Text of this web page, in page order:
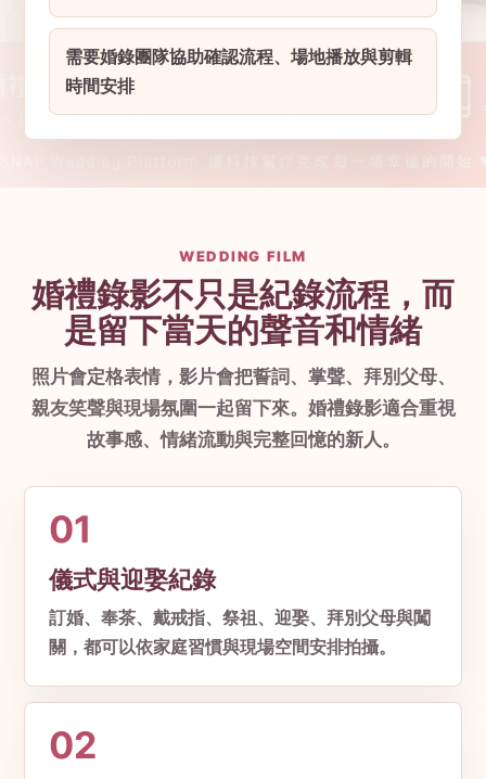
需要婚錄團隊協助確認流程、場地播放與剪輯
時間安排
WEDDING FILM
婚禮錄影不只是紀錄流程，而
是留下當天的聲音和情緒
照片會定格表情，影片會把誓詞、掌聲、拜別父母、
親友笑聲與現場氛圍一起留下來。婚禮錄影適合重視
故事感、情緒流動與完整回憶的新人。
01
儀式與迎娶紀錄
訂婚、奉茶、戴戒指、祭祖、迎娶、拜別父母與闖
關，都可以依家庭習慣與現場空間安排拍攝。
02